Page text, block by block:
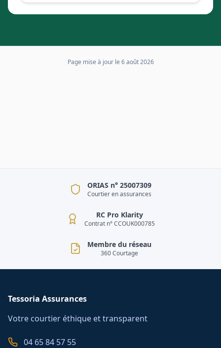
Page mise à jour le 6 août 2026
ORIAS n° 25007309
Courtier en assurances
RC Pro Klarity
Contrat n° CCOUK000785
Membre du réseau
360 Courtage
Tessoria Assurances
Votre courtier éthique et transparent
04 65 84 57 55